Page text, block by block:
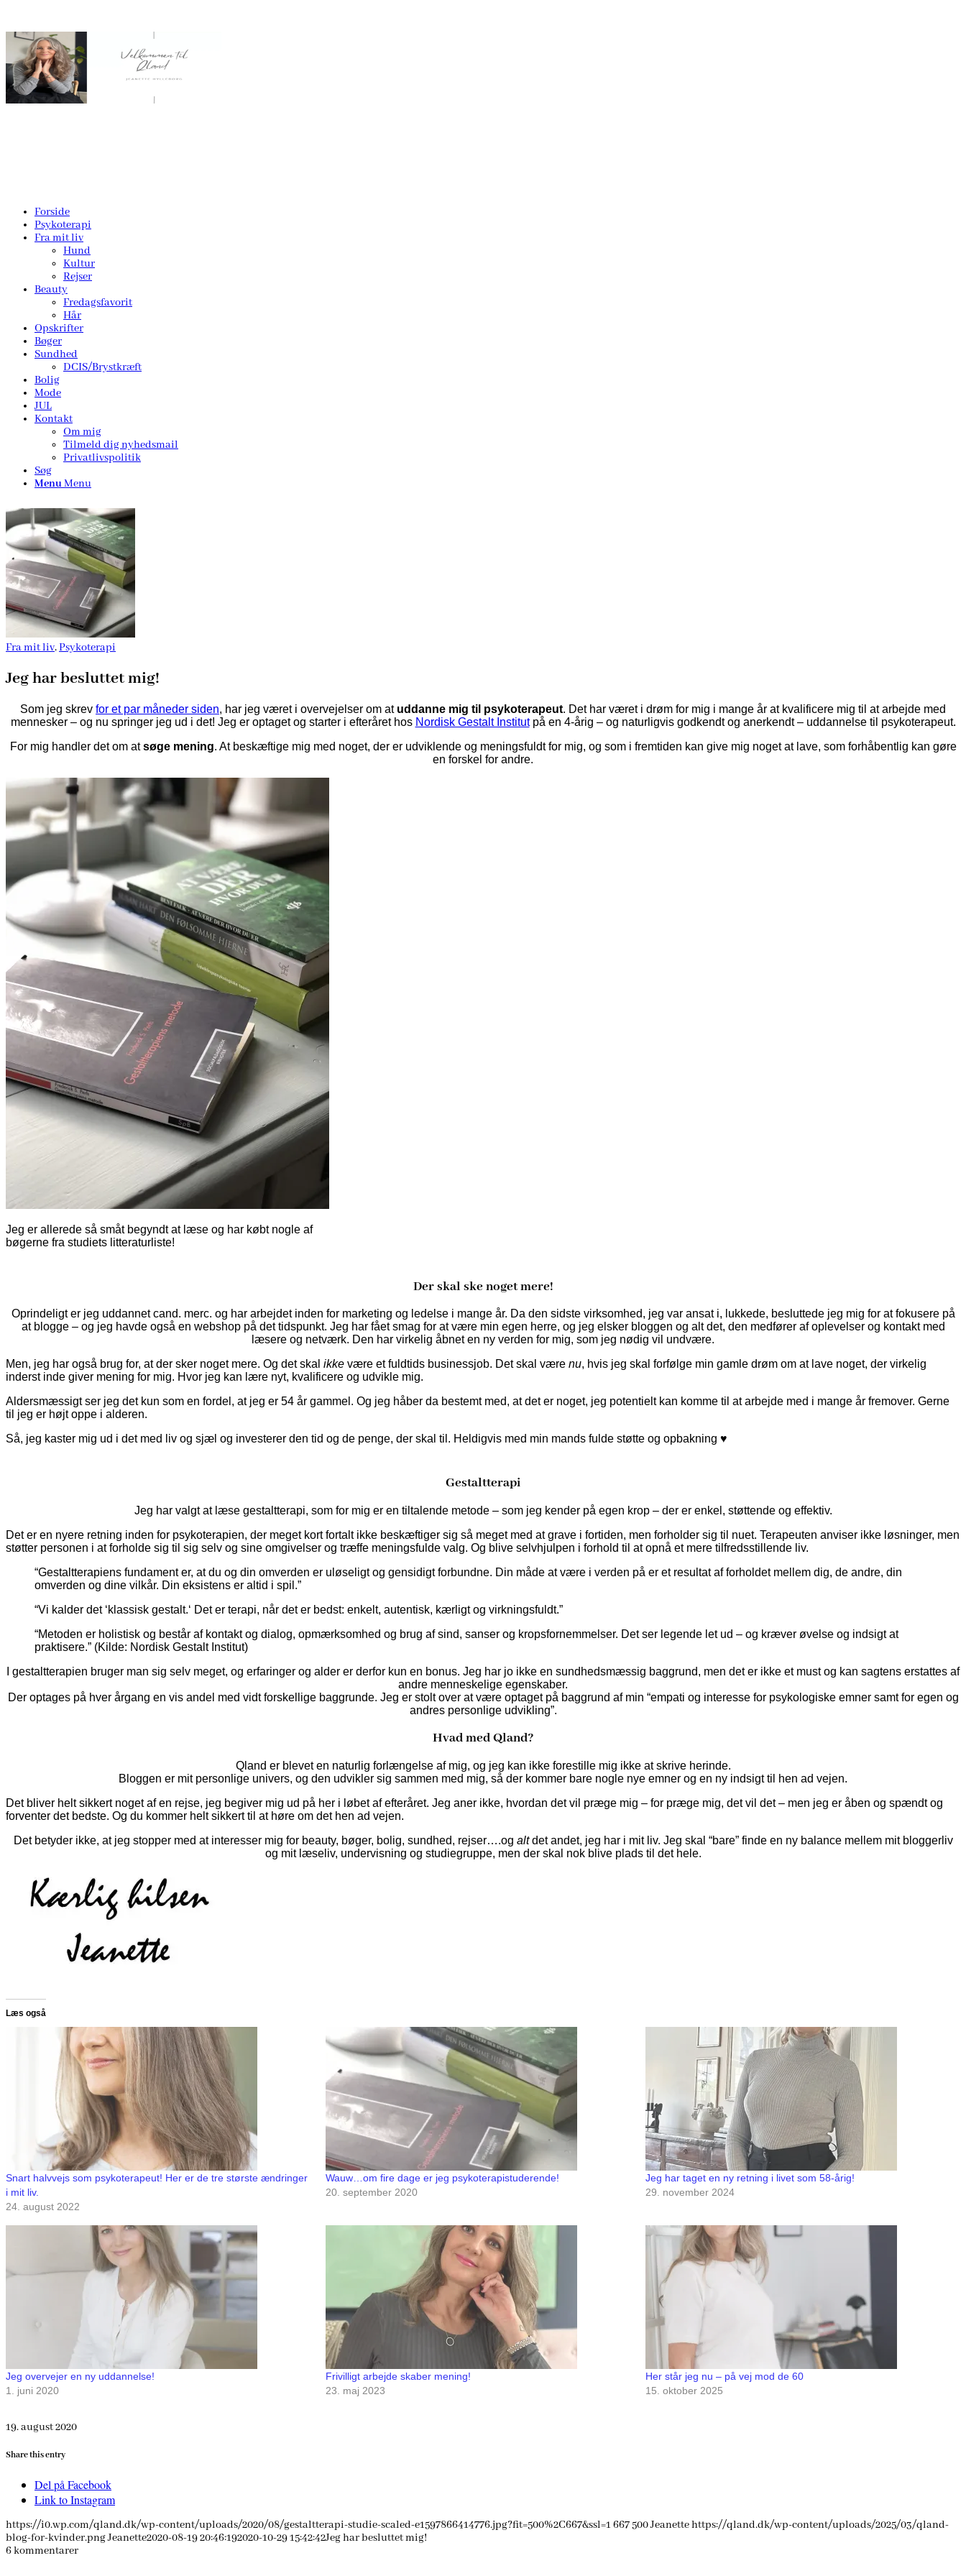
Forside
Psykoterapi
Fra mit liv
Hund
Kultur
Rejser
Beauty
Fredagsfavorit
Hår
Opskrifter
Bøger
Sundhed
DCIS/Brystkræft
Bolig
Mode
JUL
Kontakt
Om mig
Tilmeld dig nyhedsmail
Privatlivspolitik
Søg
MenuMenu
Fra mit liv,Psykoterapi
Jeg har besluttet mig!
Som jeg skrev for et par måneder siden, har jeg været i overvejelser om at uddanne mig til psykoterapeut. Det har været i drøm for mig i mange år at kvalificere mig til at arbejde med
mennesker – og nu springer jeg ud i det! Jeg er optaget og starter i efteråret hos Nordisk Gestalt Institutpå en 4-årig – og naturligvis godkendt og anerkendt – uddannelse til psykoterapeut.
For mig handler det om atsøge mening. At beskæftige mig med noget, der er udviklende og meningsfuldt for mig, og som i fremtiden kan give mig noget at lave, som forhåbentlig kan gøre
en forskel for andre.
Jeg er allerede så småt begyndt at læse og har købt nogle af
bøgerne fra studiets litteraturliste!
Der skal ske noget mere!
Oprindeligt er jeg uddannet cand. merc. og har arbejdet inden for marketing og ledelse i mange år. Da den sidste virksomhed, jeg var ansat i, lukkede, besluttede jeg mig for at fokusere på
at blogge – og jeg havde også en webshop på det tidspunkt. Jeg har fået smag for at være min egen herre, og jeg elsker bloggen og alt det, den medfører af oplevelser og kontakt med
læsere og netværk. Den har virkelig åbnet en ny verden for mig, som jeg nødig vil undvære.
Men, jeg har også brug for, at der sker noget mere. Og det skal ikke være et fuldtids businessjob. Det skal være nu, hvis jeg skal forfølge min gamle drøm om at lave noget, der virkelig
inderst inde giver mening for mig. Hvor jeg kan lære nyt, kvalificere og udvikle mig.
Aldersmæssigt ser jeg det kun som en fordel, at jeg er 54 år gammel. Og jeg håber da bestemt med, at det er noget, jeg potentielt kan komme til at arbejde med i mange år fremover. Gerne
til jeg er højt oppe i alderen.
Så, jeg kaster mig ud i det med liv og sjæl og investerer den tid og de penge, der skal til. Heldigvis med min mands fulde støtte og opbakning ♥
Gestaltterapi
Jeg har valgt at læse gestaltterapi, som for mig er en tiltalende metode – som jeg kender på egen krop – der er enkel, støttende og effektiv.
Det er en nyere retning inden for psykoterapien, der meget kort fortalt ikke beskæftiger sig så meget med at grave i fortiden, men forholder sig til nuet. Terapeuten anviser ikke løsninger, men
støtter personen i at forholde sig til sig selv og sine omgivelser og træffe meningsfulde valg. Og blive selvhjulpen i forhold til at opnå et mere tilfredsstillende liv.
“Gestaltterapiens fundament er, at du og din omverden er uløseligt og gensidigt forbundne. Din måde at være i verden på er et resultat af forholdet mellem dig, de andre, din
omverden og dine vilkår. Din eksistens er altid i spil.”
“Vi kalder det ‘klassisk gestalt.‘ Det er terapi, når det er bedst: enkelt, autentisk, kærligt og virkningsfuldt.”
“Metoden er holistisk og består af kontakt og dialog, opmærksomhed og brug af sind, sanser og kropsfornemmelser. Det ser legende let ud – og kræver øvelse og indsigt at
praktisere.” (Kilde: Nordisk Gestalt Institut)
I gestaltterapien bruger man sig selv meget, og erfaringer og alder er derfor kun en bonus. Jeg har jo ikke en sundhedsmæssig baggrund, men det er ikke et must og kan sagtens erstattes af
andre menneskelige egenskaber.
Der optages på hver årgang en vis andel med vidt forskellige baggrunde. Jeg er stolt over at være optaget på baggrund af min “empati og interesse for psykologiske emner samt for egen og
andres personlige udvikling”.
Hvad med Qland?
Qland er blevet en naturlig forlængelse af mig, og jeg kan ikke forestille mig ikke at skrive herinde.
Bloggen er mit personlige univers, og den udvikler sig sammen med mig, så der kommer bare nogle nye emner og en ny indsigt til hen ad vejen.
Det bliver helt sikkert noget af en rejse, jeg begiver mig ud på her i løbet af efteråret. Jeg aner ikke, hvordan det vil præge mig – for præge mig, det vil det – men jeg er åben og spændt og
forventer det bedste. Og du kommer helt sikkert til at høre om det hen ad vejen.
Det betyder ikke, at jeg stopper med at interesser mig for beauty, bøger, bolig, sundhed, rejser….og altdet andet, jeg har i mit liv. Jeg skal “bare” finde en ny balance mellem mit bloggerliv
og mit læseliv, undervisning og studiegruppe, men der skal nok blive plads til det hele.
Læs også
Snart halvvejs som psykoterapeut! Her er de tre største ændringer
i mit liv.
24. august 2022
Wauw…om fire dage er jeg psykoterapistuderende!
20. september 2020
Jeg har taget en ny retning i livet som 58-årig!
29. november 2024
Jeg overvejer en ny uddannelse!
1. juni 2020
Frivilligt arbejde skaber mening!
23. maj 2023
Her står jeg nu – på vej mod de 60
15. oktober 2025
19. august 2020
Share this entry
Del på Facebook
Link to Instagram
https://i0.wp.com/qland.dk/wp-content/uploads/2020/08/gestaltterapi-studie-scaled-e1597866414776.jpg?fit=500%2C667&ssl=1 667500Jeanettehttps://qland.dk/wp-content/uploads/2025/03/qland-
blog-for-kvinder.pngJeanette2020-08-19 20:46:192020-10-29 15:42:42Jeg har besluttet mig!
6kommentarer